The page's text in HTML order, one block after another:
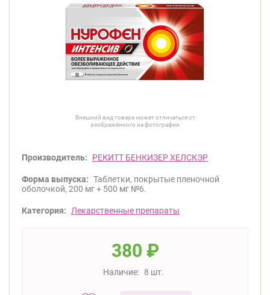
Внешний вид товара может отличаться от
изображённого на фотографии
Производитель: РЕКИТТ БЕНКИЗЕР ХЕЛСКЭР
Форма выпуска: Таблетки, покрытые пленочной
оболочкой, 200 мг + 500 мг №6.
Категория: Лекарственные препараты
380 ₽
Наличие: 8 шт.